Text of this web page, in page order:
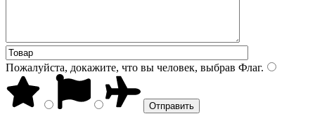
Пожалуйста, докажите, что вы человек, выбрав Флаг.